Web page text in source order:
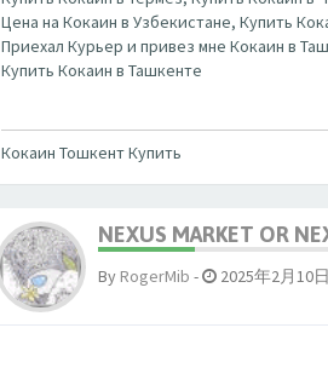
Цена на Кокаин в Узбекистане, Купить
Приехал Курьер и привез мне Кокаин в
Купить Кокаин в Ташкенте
Кокаин Тошкент Купить
NEXUS MARKET OR
By RogerMib - 2025年2月10